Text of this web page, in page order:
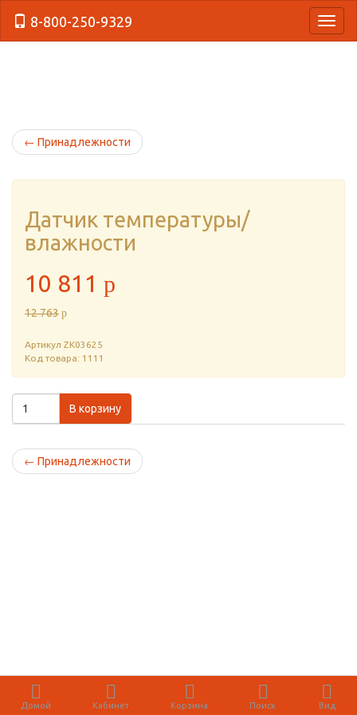
8-800-250-9329
← Принадлежности
Датчик температуры/
влажности
10 811 p
12 763 p
Артикул ZK03625
Код товара: 1111
В корзину
← Принадлежности
Домой Кабинет Корзина Поиск Вид